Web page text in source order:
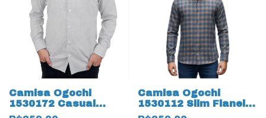
Camisa Ogochi
1530172 Casual
Flame 19483
Camisa Ogochi
1530112 Slim Flanela
19480 Caramelo